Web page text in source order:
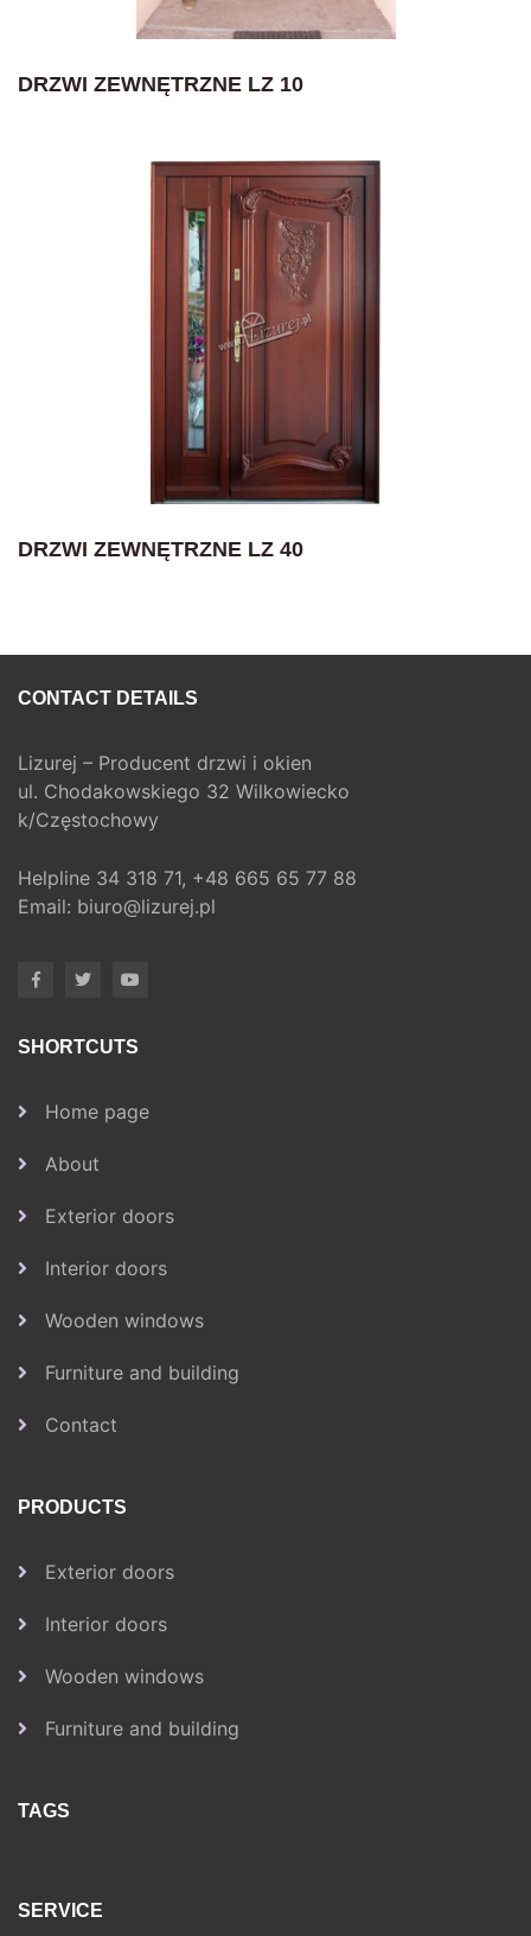
DRZWI ZEWNĘTRZNE LZ 10
DRZWI ZEWNĘTRZNE LZ 40
CONTACT DETAILS
Lizurej – Producent drzwi i okien
ul. Chodakowskiego 32 Wilkowiecko
k/Częstochowy
Helpline 34 318 71, +48 665 65 77 88
Email: biuro@lizurej.pl
SHORTCUTS
Home page
About
Exterior doors
Interior doors
Wooden windows
Furniture and building
Contact
PRODUCTS
Exterior doors
Interior doors
Wooden windows
Furniture and building
TAGS
SERVICE